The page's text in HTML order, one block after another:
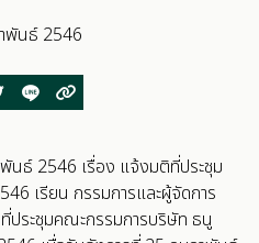
พันธ์ 2546
ธ์ 2546 เรื่อง แจ้งมติที่ประชุม
เรียน กรรมการและผู้จัดการ
ประชุมคณะกรรมการบริษัท ธนู